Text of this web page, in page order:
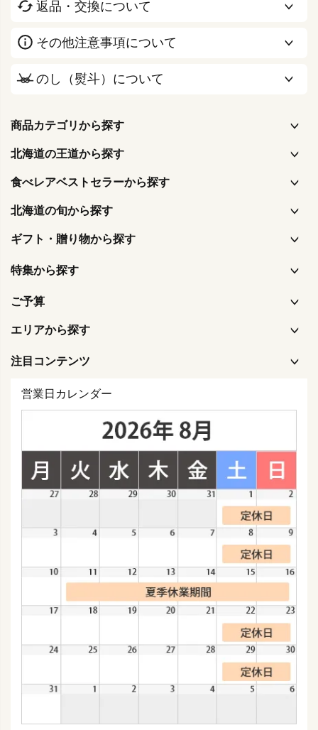
返品・交換について
その他注意事項について
のし（熨斗）について
商品カテゴリから探す
北海道の王道から探す
食べレアベストセラーから探す
北海道の旬から探す
ギフト・贈り物から探す
特集から探す
ご予算
エリアから探す
注目コンテンツ
営業日カレンダー